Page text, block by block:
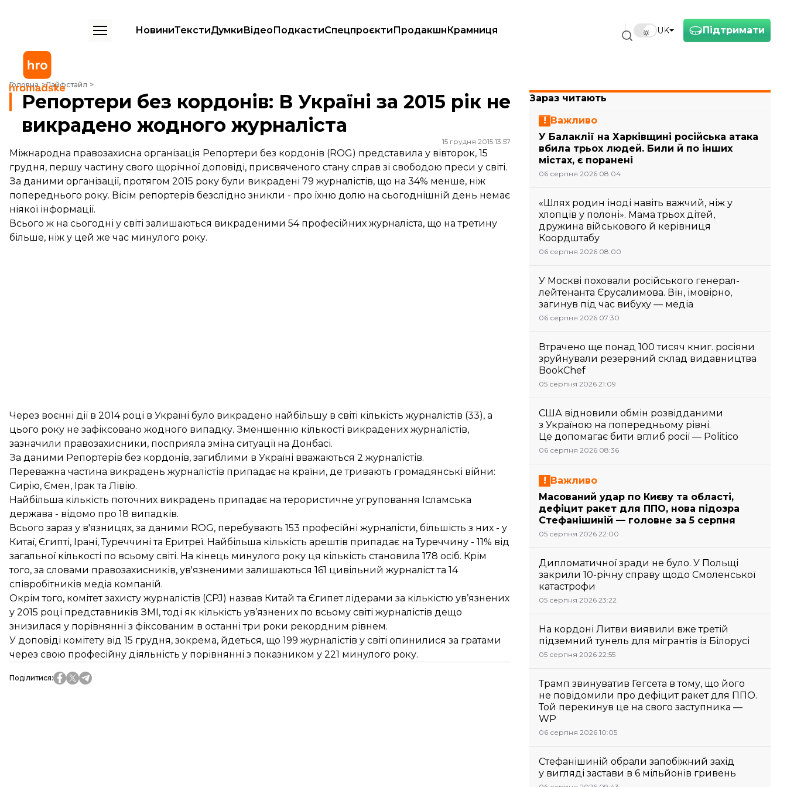
Підтримати
UK
НовиниТекстиДумкиВідеоПодкастиСпецпроєктиПродакшнКрамниця
Головна Лайфстайл
Репортери без кордонів: В Україні за 2015 рік не викрадено жодного журналіста
Репортери без кордонів: В Україні за 2015 рік не
викрадено жодного журналіста
15 грудня 2015 13:57
Міжнародна правозахисна організація Репортери без кордонів (ROG) представила у вівторок, 15
грудня, першу частину свого щорічної доповіді, присвяченого стану справ зі свободою преси у світі.
За даними організації, протягом 2015 року були викрадені 79 журналістів, що на 34% менше, ніж
попереднього року. Вісім репортерів безслідно зникли - про їхню долю на сьогоднішній день немає
ніякої інформації.
Всього ж на сьогодні у світі залишаються викраденими 54 професійних журналіста, що на третину
більше, ніж у цей же час минулого року.
Через воєнні дії в 2014 році в Україні було викрадено найбільшу в світі кількість журналістів (33), а
цього року не зафіксовано жодного випадку. Зменшенню кількості викрадених журналістів,
зазначили правозахисники, посприяла зміна ситуації на Донбасі.
За даними Репортерів без кордонів, загиблими в Україні вважаються 2 журналістів.
Переважна частина викрадень журналістів припадає на країни, де тривають громадянські війни:
Сирію, Ємен, Ірак та Лівію.
Найбільша кількість поточних викрадень припадає на терористичне угруповання Ісламська
держава - відомо про 18 випадків.
Всього зараз у в'язницях, за даними ROG, перебувають 153 професійні журналісти, більшість з них - у
Китаї, Єгипті, Ірані, Туреччині та Еритреї. Найбільша кількість арештів припадає на Туреччину - 11% від
загальної кількості по всьому світі. На кінець минулого року ця кількість становила 178 осіб. Крім
того, за словами правозахисників, ув'язненими залишаються 161 цивільний журналіст та 14
співробітників медіа компаній.
Окрім того, комітет захисту журналістів (CPJ) назвав Китай та Єгипет лідерами за кількістю ув’язнених
у 2015 році представників ЗМІ, тоді як кількість ув’язнених по всьому світі журналістів дещо
знизилася у порівнянні з фіксованим в останні три роки рекордним рівнем.
У доповіді комітету від 15 грудня, зокрема, йдеться, що 199 журналістів у світі опинилися за гратами
через свою професійну діяльність у порівнянні з показником у 221 минулого року.
Поділитися:
Зараз читають
Важливо
У Балаклії на Харківщині російська атака
вбила трьох людей. Били й по інших
містах, є поранені
06 серпня 2026 08:04
«Шлях родин іноді навіть важчий, ніж у
хлопців у полоні». Мама трьох дітей,
дружина військового й керівниця
Коордштабу
06 серпня 2026 08:00
У Москві поховали російського генерал-
лейтенанта Єрусалимова. Він, імовірно,
загинув під час вибуху — медіа
06 серпня 2026 07:30
Втрачено ще понад 100 тисяч книг. росіяни
зруйнували резервний склад видавництва
BookChef
05 серпня 2026 21:09
США відновили обмін розвідданими
з Україною на попередньому рівні.
Це допомагає бити вглиб росії — Politico
06 серпня 2026 08:36
Важливо
Масований удар по Києву та області,
дефіцит ракет для ППО, нова підозра
Стефанішиній — головне за 5 серпня
05 серпня 2026 22:00
Дипломатичної зради не було. У Польщі
закрили 10-річну справу щодо Смоленської
катастрофи
05 серпня 2026 23:22
На кордоні Литви виявили вже третій
підземний тунель для мігрантів із Білорусі
05 серпня 2026 22:55
Трамп звинуватив Гегсета в тому, що його
не повідомили про дефіцит ракет для ППО.
Той перекинув це на свого заступника —
WP
06 серпня 2026 10:05
Стефанішиній обрали запобіжний захід
у вигляді застави в 6 мільйонів гривень